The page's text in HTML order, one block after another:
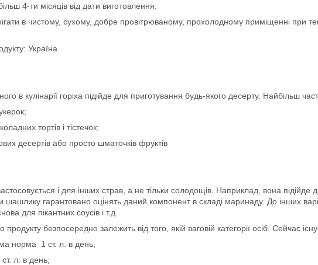
4-ти місяців від дати виготовлення.
в чистому, сухому, добре провітрюваному, прохолодному приміщенні при
Україна.
в кулінарії горіха підійде для приготування будь-якого десерту. Найбільш
тортів і тістечок;
десертів або просто шматочків фруктів
і для інших страв, а не тільки солодощів. Наприклад, вона
гарантовано оцінять даний компонент в складі маринаду. До інших
для пікантних соусів і т.д.
безпосередно залежить від того, якій ваговій категорії осіб. Сейчас
норма 1 ст. л. в день;
ст. л. в день;